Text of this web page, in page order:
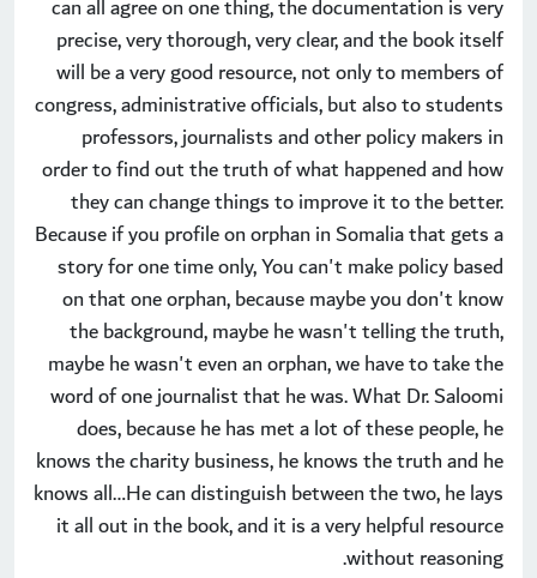
can all agree on one thing, the documentation is very
precise, very thorough, very clear, and the book itself
will be a very good resource, not only to members of
congress, administrative officials, but also to students
professors, journalists and other policy makers in
order to find out the truth of what happened and how
they can change things to improve it to the better.
Because if you profile on orphan in Somalia that gets a
story for one time only, You can't make policy based
on that one orphan, because maybe you don't know
the background, maybe he wasn't telling the truth,
maybe he wasn't even an orphan, we have to take the
word of one journalist that he was. What Dr. Saloomi
does, because he has met a lot of these people, he
knows the charity business, he knows the truth and he
knows all…He can distinguish between the two, he lays
it all out in the book, and it is a very helpful resource
without reasoning.